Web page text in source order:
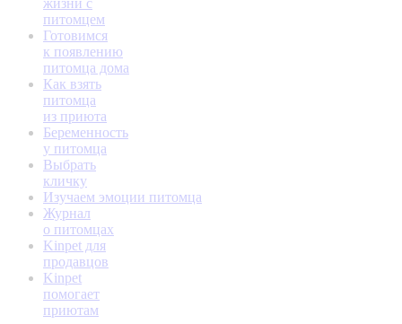
жизни с
питомцем
Готовимся
к появлению
питомца дома
Как взять
питомца
из приюта
Беременность
у питомца
Выбрать
кличку
Изучаем эмоции питомца
Журнал
о питомцах
Kinpet для
продавцов
Kinpet
помогает
приютам